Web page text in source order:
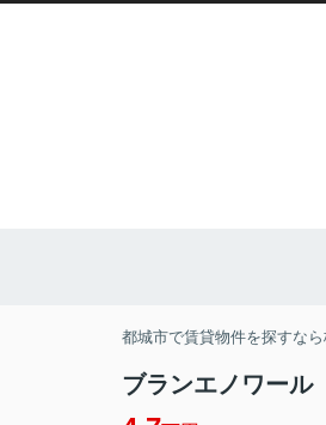
都城市で賃貸物件を探すな
ブランエノワール